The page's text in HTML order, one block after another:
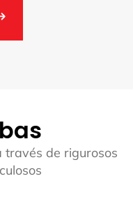
través de rigurosos